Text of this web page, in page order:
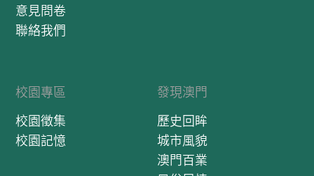
意見問卷
聯絡我們
校園專區
校園徵集
校園記憶
發現澳門
歷史回眸
城市風貌
澳門百業